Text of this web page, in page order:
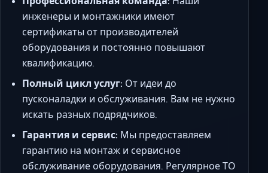
инженеры и монтажники имеют
сертификаты от производителей
оборудования и постоянно повышают
квалификацию.
Полный цикл услуг: От идеи до
пусконаладки и обслуживания. Вам не нужно
искать разных подрядчиков.
Гарантия и сервис: Мы предоставляем
гарантию на монтаж и сервисное
обслуживание оборудования. Регулярное ТО